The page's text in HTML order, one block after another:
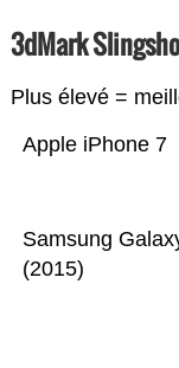
3dMark
Plus élevé =
Samsung
(2015)
Apple iPhone 7